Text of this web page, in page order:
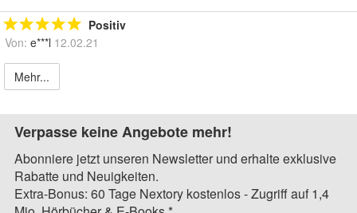
Positiv
Von: e***l 12.02.21
Mehr...
Verpasse keine Angebote mehr!
Abonniere jetzt unseren Newsletter und erhalte exklusive
Rabatte und Neuigkeiten.
Extra-Bonus: 60 Tage Nextory kostenlos - Zugriff auf 1,4